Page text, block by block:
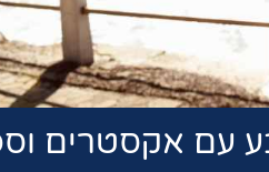
עם אקסטרים